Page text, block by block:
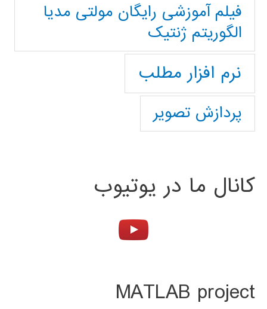
فیلم آموزشی رایگان مولتی مدیا
الگوریتم ژنتیک
نرم افزار مطلب
پردازش تصویر
کانال ما در یوتیوب
MATLAB project